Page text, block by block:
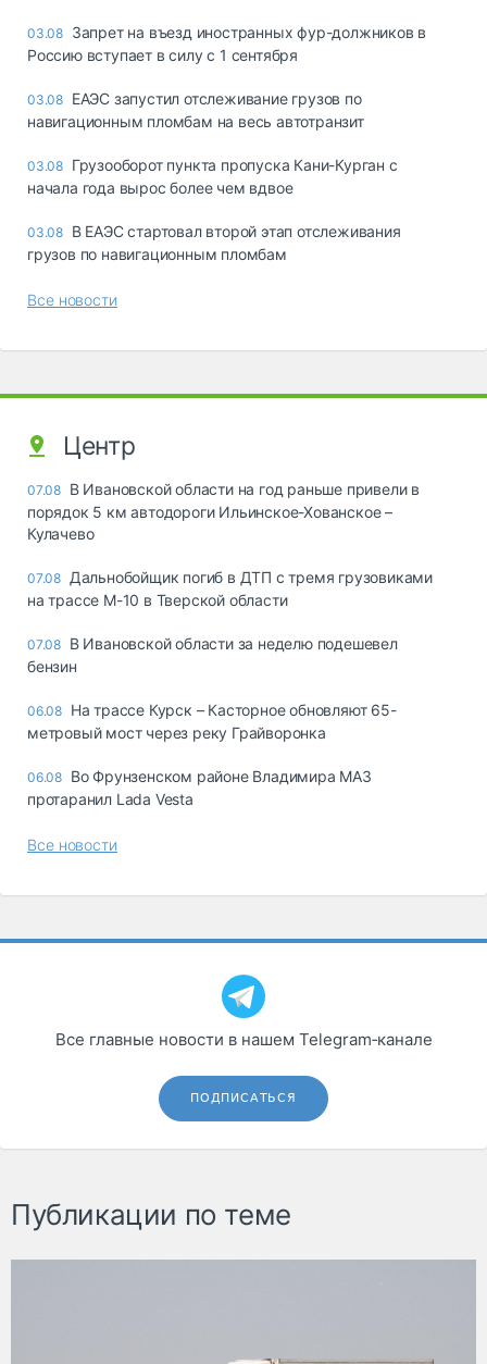
03.08 Запрет на въезд иностранных фур-должников в
Россию вступает в силу с 1 сентября
03.08 ЕАЭС запустил отслеживание грузов по
навигационным пломбам на весь автотранзит
03.08 Грузооборот пункта пропуска Кани-Курган с
начала года вырос более чем вдвое
03.08 В ЕАЭС стартовал второй этап отслеживания
грузов по навигационным пломбам
Все новости
Центр
07.08 В Ивановской области на год раньше привели в
порядок 5 км автодороги Ильинское-Хованское –
Кулачево
07.08 Дальнобойщик погиб в ДТП с тремя грузовиками
на трассе М-10 в Тверской области
07.08 В Ивановской области за неделю подешевел
бензин
06.08 На трассе Курск – Касторное обновляют 65-
метровый мост через реку Грайворонка
06.08 Во Фрунзенском районе Владимира МАЗ
протаранил Lada Vesta
Все новости
Все главные новости в нашем Telegram‑канале
ПОДПИСАТЬСЯ
Публикации по теме